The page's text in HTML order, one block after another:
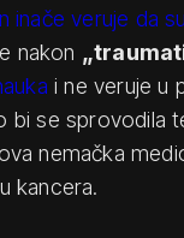
inače veruje da
nakon
i ne veruje u
bi se sprovodila
nemačka
kancera.